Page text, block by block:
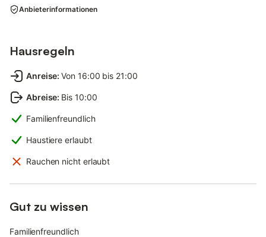
Anbieterinformationen
Hausregeln
Anreise: Von 16:00 bis 21:00
Abreise: Bis 10:00
Familienfreundlich
Haustiere erlaubt
Rauchen nicht erlaubt
Gut zu wissen
Familienfreundlich